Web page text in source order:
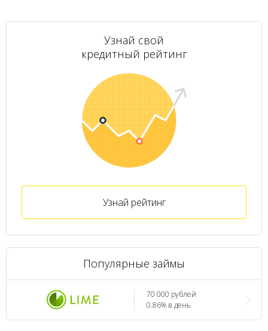
Узнай свой
кредитный рейтинг
Узнай рейтинг
Популярные займы
70 000 рублей
0.86% в день